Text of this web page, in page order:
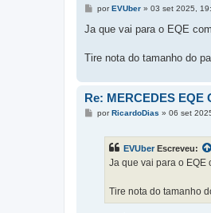
M
n
g
porEVUber» 03 set 2025,
Ja que vai para o EQE
Tire nota do tamanho do
Re: MERCEDES EQE
MporRicardoDias » 06 set
EVUber Escreveu:
Ja que vai para o EQE
Tire nota do tamanho